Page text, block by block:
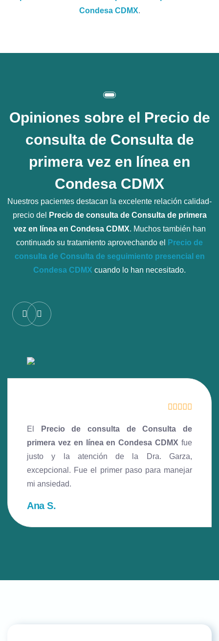
Condesa CDMX.
Opiniones sobre el Precio de
consulta de Consulta de
primera vez en línea en
Condesa CDMX
Nuestros pacientes destacan la excelente relación calidad-
precio del
Precio de consulta de Consulta de primera
vez en línea en Condesa CDMX. Muchos también han
continuado su tratamiento aprovechando el
Precio de
consulta de Consulta de seguimiento presencial en
Condesa CDMX cuando lo han necesitado.
El
Precio de consulta de Consulta de
primera vez en línea en Condesa CDMX fue
justo y la atención de la Dra. Garza,
excepcional. Fue el primer paso para manejar
mi ansiedad.
Ana S.